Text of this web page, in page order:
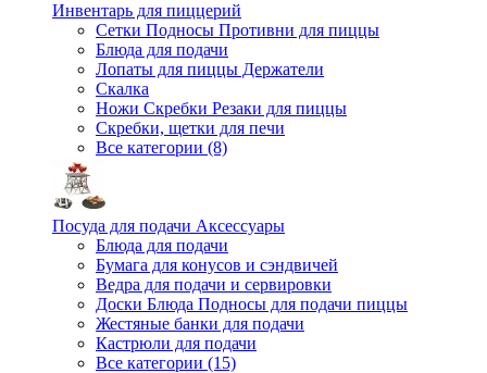
Инвентарь для пиццерий
Сетки Подносы Противни для пиццы
Блюда для подачи
Лопаты для пиццы Держатели
Скалка
Ножи Скребки Резаки для пиццы
Скребки, щетки для печи
Все категории (8)
Посуда для подачи Аксессуары
Блюда для подачи
Бумага для конусов и сэндвичей
Ведра для подачи и сервировки
Доски Блюда Подносы для подачи пиццы
Жестяные банки для подачи
Кастрюли для подачи
Все категории (15)